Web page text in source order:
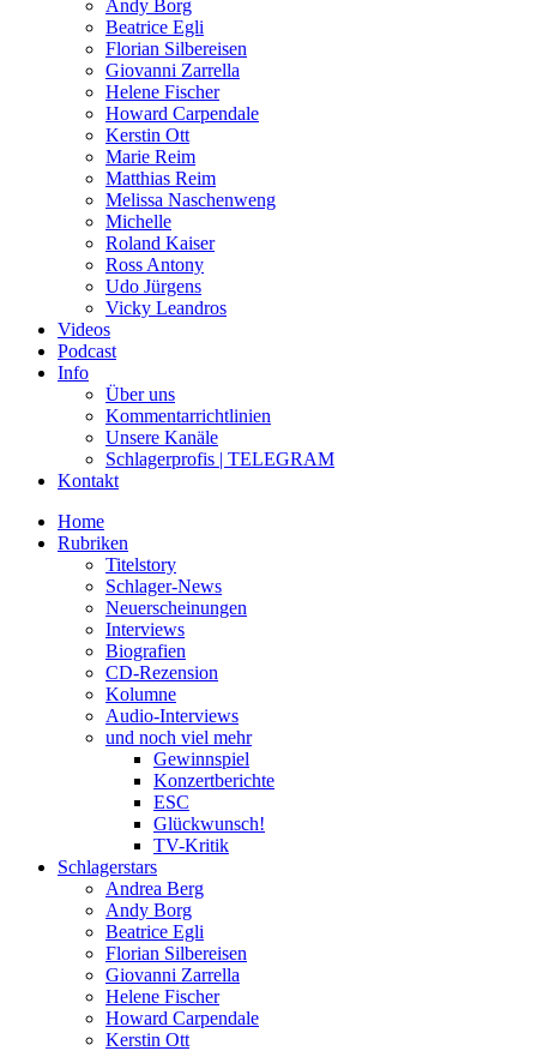
Andy Borg
Beatrice Egli
Florian Silbereisen
Giovanni Zarrella
Helene Fischer
Howard Carpendale
Kerstin Ott
Marie Reim
Matthias Reim
Melissa Naschenweng
Michelle
Roland Kaiser
Ross Antony
Udo Jürgens
Vicky Leandros
Videos
Podcast
Info
Über uns
Kommentarrichtlinien
Unsere Kanäle
Schlagerprofis | TELEGRAM
Kontakt
Home
Rubriken
Titelstory
Schlager-News
Neuerscheinungen
Interviews
Biografien
CD-Rezension
Kolumne
Audio-Interviews
und noch viel mehr
Gewinnspiel
Konzertberichte
ESC
Glückwunsch!
TV-Kritik
Schlagerstars
Andrea Berg
Andy Borg
Beatrice Egli
Florian Silbereisen
Giovanni Zarrella
Helene Fischer
Howard Carpendale
Kerstin Ott